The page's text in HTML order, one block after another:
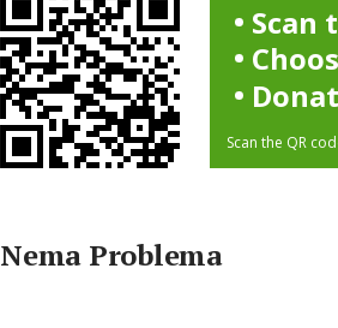
Scan
Scan the QR
Nema Problema